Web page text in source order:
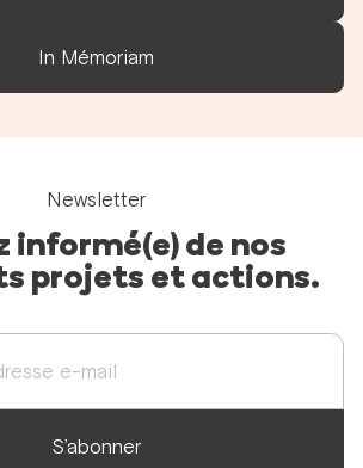
In Mémoriam
Newsletter
informé(e) de nos
projets et actions.
S’abonner